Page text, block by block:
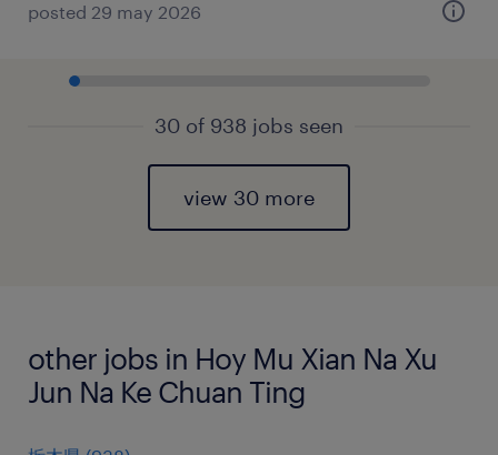
posted 29 may 2026
30 of 938 jobs seen
view 30 more
other jobs in Hoy Mu Xian Na Xu
Jun Na Ke Chuan Ting